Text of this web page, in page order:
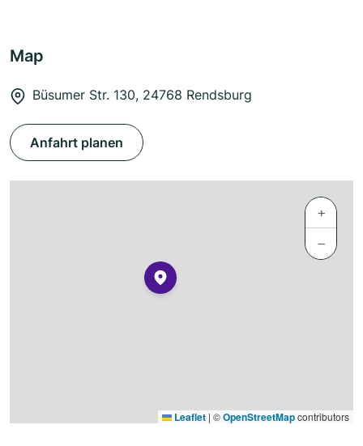
Map
Büsumer Str. 130, 24768 Rendsburg
Anfahrt planen
+
−
Leaflet | ©OpenStreetMapcontributors